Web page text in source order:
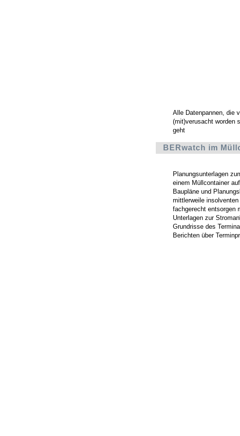
Alle Datenpannen, die
(mit)verusacht worden
geht
BERwatch im
Planungsunterlagen
einem Müllcontainer
Baupläne und
mittlerweile
fachgerecht entsorgen
Unterlagen zur
Grundrisse des
Berichten über